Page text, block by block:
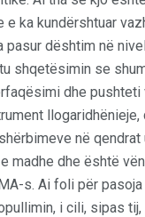
e ka kundërshtuar
pasur dështim në
shqetësimin se
dhe pushteti
llogaridhënieje,
në qendrat
madhe dhe është
s. Ai foli për
i cili, sipas